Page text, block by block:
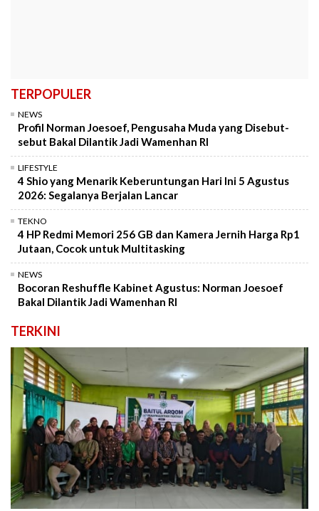
TERPOPULER
NEWS
Profil Norman Joesoef, Pengusaha Muda yang Disebut-
sebut Bakal Dilantik Jadi Wamenhan RI
LIFESTYLE
4 Shio yang Menarik Keberuntungan Hari Ini 5 Agustus
2026: Segalanya Berjalan Lancar
TEKNO
4 HP Redmi Memori 256 GB dan Kamera Jernih Harga Rp1
Jutaan, Cocok untuk Multitasking
NEWS
Bocoran Reshuffle Kabinet Agustus: Norman Joesoef
Bakal Dilantik Jadi Wamenhan RI
TERKINI